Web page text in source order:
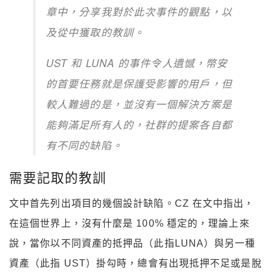
章中，分享我對於此次事件的觀點，以
及從中獲取的教訓。
UST 和 LUNA 的事件令人遺憾，幣安
的首要任務就是保護受影響的用戶，但
較人難過的是，並沒有一個解決方案是
能夠滿足所有人的，社群的提案各自都
有不同的缺陷。
需要記取的教訓
文中首先列出項目的幾個設計缺陷。CZ 在文中指出，
在這個世界上，沒有什麼是 100% 穩定的，理論上來
說，當你以不同資產的抵押品（此指LUNA）與另一種
資產（此指 UST）掛勾時，總會有出現抵押不足或是脫